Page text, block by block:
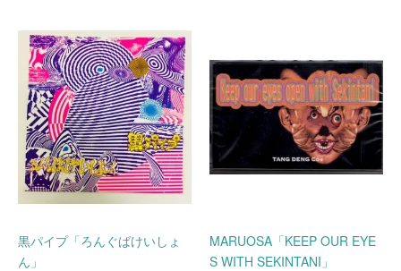
黒パイプ「ろんぐばけいしょ
ん」
MARUOSA「KEEP OUR EYE
S WITH SEKINTANI」